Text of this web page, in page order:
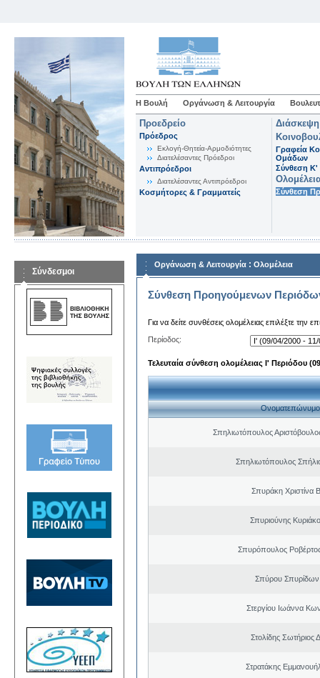
Η Βουλή Οργάνωση & Λειτουργία
Προεδρείο
Πρόεδρος
Εκλογή-Θητεία-Αρμοδιότητες
Διατελέσαντες Πρόεδροι
Αντιπρόεδροι
Διατελέσαντες Αντιπρόεδροι
Κοσμήτορες & Γραμματείς
Γραφεία
Ομάδων
Σύνθεση K'
Σύνθεση
Σύνδεσμοι
Οργάνωση & Λειτουργία : Ολομέλεια
Σύνθεση Προηγούμενων
Για να δείτε συνθέσεις ολομέλειας επιλέξτε την
Περίοδος:
Τελευταία σύνθεση ολομέλειας Ι' Περιόδου
Ονοματεπώνυμο
Σπηλιωτόπουλος
Σπηλιωτόπουλος
Σπυράκη Χριστίνα
Σπυριούνης
Σπυρόπουλος
Σπύρου Σπυρίδων
Στεργίου Ιωάννα
Στολίδης Σωτήριος
Στρατάκης